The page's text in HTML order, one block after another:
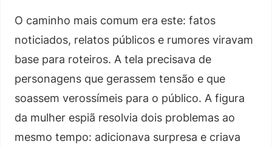
O caminho mais comum era este: fatos
noticiados, relatos públicos e rumores viravam
base para roteiros. A tela precisava de
personagens que gerassem tensão e que
soassem verossímeis para o público. A figura
da mulher espiã resolvia dois problemas ao
mesmo tempo: adicionava surpresa e criava